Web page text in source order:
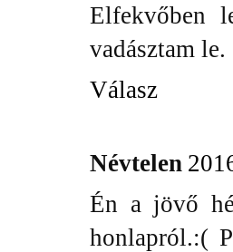
Elfekvőben
vadásztam le.
Válasz
Névtelen
Én a jövő
honlapról.:(